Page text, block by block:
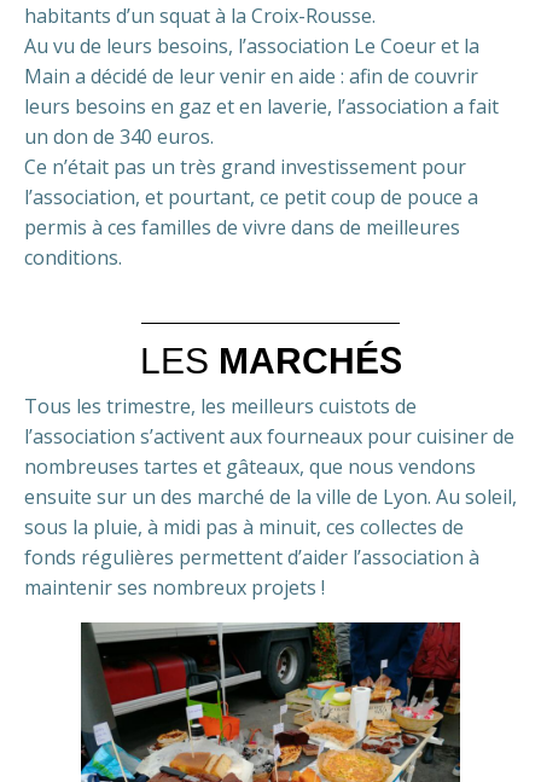
habitants d’un squat à la Croix-Rousse.
Au vu de leurs besoins, l’association Le Coeur et la
Main a décidé de leur venir en aide : afin de couvrir
leurs besoins en gaz et en laverie, l’association a fait
un don de 340 euros.
Ce n’était pas un très grand investissement pour
l’association, et pourtant, ce petit coup de pouce a
permis à ces familles de vivre dans de meilleures
conditions.
LES MARCHÉS
Tous les trimestre, les meilleurs cuistots de
l’association s’activent aux fourneaux pour cuisiner de
nombreuses tartes et gâteaux, que nous vendons
ensuite sur un des marché de la ville de Lyon. Au soleil,
sous la pluie, à midi pas à minuit, ces collectes de
fonds régulières permettent d’aider l’association à
maintenir ses nombreux projets !